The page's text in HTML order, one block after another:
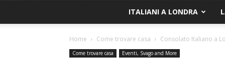
ITALIANI A LONDRA
Home Come trovare casa Consolato Italiano a
Come trovare casa Eventi, Svago and More